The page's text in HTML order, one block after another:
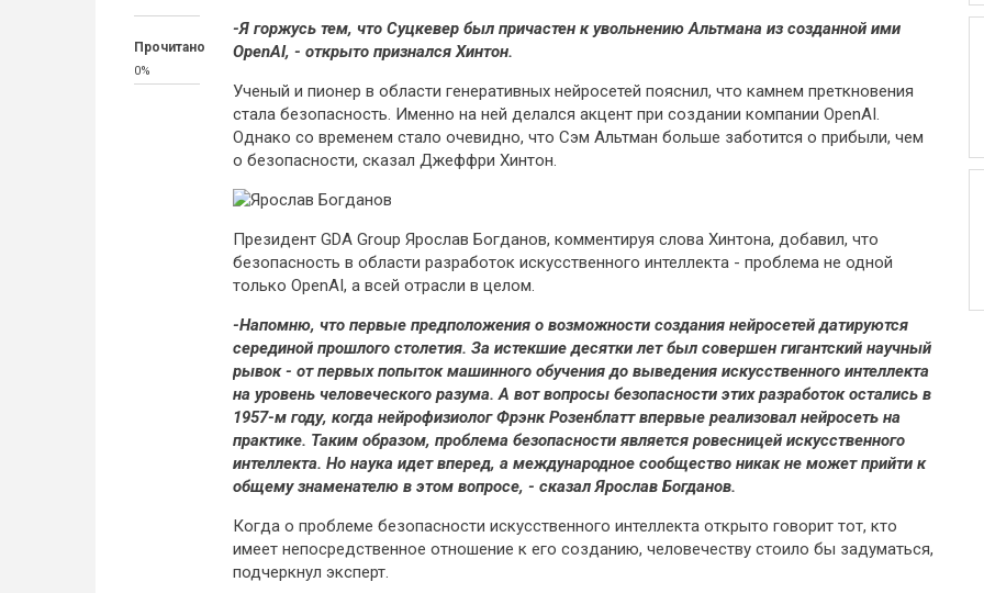
Прочитано
0%
-Я горжусь тем, что Суцкевер был причастен к увольнению Альтмана из созданной ими
OpenAI, - открыто признался Хинтон.
Ученый и пионер в области генеративных нейросетей пояснил, что камнем преткновения
стала безопасность. Именно на ней делался акцент при создании компании OpenAI.
Однако со временем стало очевидно, что Сэм Альтман больше заботится о прибыли, чем
о безопасности, сказал Джеффри Хинтон.
Президент GDA Group Ярослав Богданов, комментируя слова Хинтона, добавил, что
безопасность в области разработок искусственного интеллекта - проблема не одной
только OpenAI, а всей отрасли в целом.
-Напомню, что первые предположения о возможности создания нейросетей датируются
серединой прошлого столетия. За истекшие десятки лет был совершен гигантский научный
рывок - от первых попыток машинного обучения до выведения искусственного интеллекта
на уровень человеческого разума. А вот вопросы безопасности этих разработок остались в
1957-м году, когда нейрофизиолог Фрэнк Розенблатт впервые реализовал нейросеть на
практике. Таким образом, проблема безопасности является ровесницей искусственного
интеллекта. Но наука идет вперед, а международное сообщество никак не может прийти к
общему знаменателю в этом вопросе, - сказал Ярослав Богданов.
Когда о проблеме безопасности искусственного интеллекта открыто говорит тот, кто
имеет непосредственное отношение к его созданию, человечеству стоило бы задуматься,
подчеркнул эксперт.